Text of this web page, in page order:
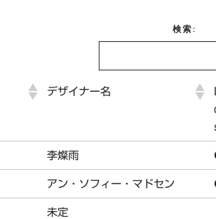
検索:
デザイナー名
李燦雨
アン・ソフィー・マドセン
未定